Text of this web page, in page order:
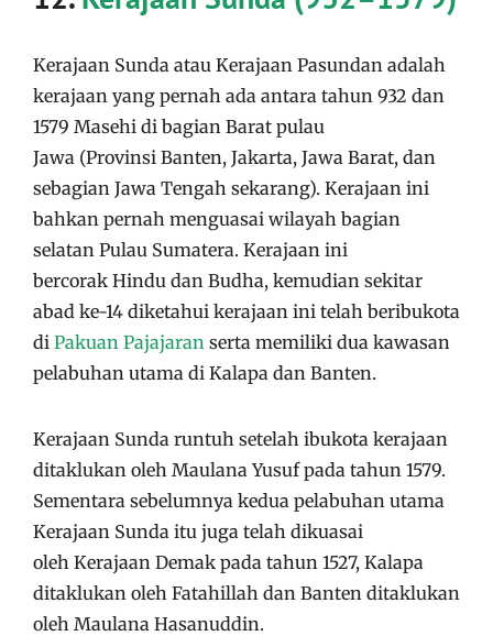
Kerajaan Sunda atau Kerajaan Pasundan adalah
kerajaan yang pernah ada antara tahun 932 dan
1579 Masehi di bagian Barat pulau
Jawa (Provinsi Banten, Jakarta, Jawa Barat, dan
sebagian Jawa Tengah sekarang). Kerajaan ini
bahkan pernah menguasai wilayah bagian
selatan Pulau Sumatera. Kerajaan ini
bercorak Hindu dan Budha, kemudian sekitar
abad ke-14 diketahui kerajaan ini telah beribukota
di Pakuan Pajajaran serta memiliki dua kawasan
pelabuhan utama di Kalapa dan Banten.
Kerajaan Sunda runtuh setelah ibukota kerajaan
ditaklukan oleh Maulana Yusuf pada tahun 1579.
Sementara sebelumnya kedua pelabuhan utama
Kerajaan Sunda itu juga telah dikuasai
oleh Kerajaan Demak pada tahun 1527, Kalapa
ditaklukan oleh Fatahillah dan Banten ditaklukan
oleh Maulana Hasanuddin.